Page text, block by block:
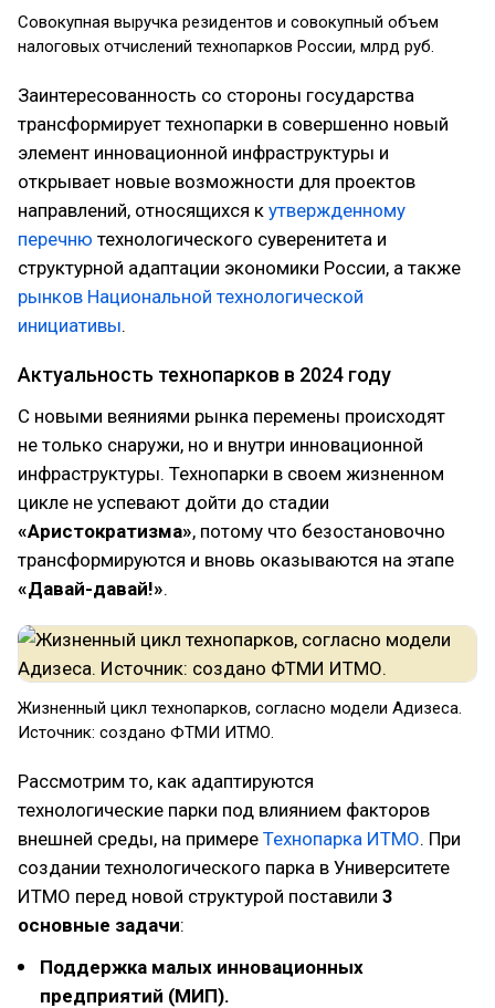
Совокупная выручка резидентов и совокупный объем
налоговых отчислений технопарков России, млрд руб.
Заинтересованность со стороны государства
трансформирует технопарки в совершенно новый
элемент инновационной инфраструктуры и
открывает новые возможности для проектов
направлений, относящихся к утвержденному
перечню технологического суверенитета и
структурной адаптации экономики России, а также
рынков Национальной технологической
инициативы.
Актуальность технопарков в 2024 году
С новыми веяниями рынка перемены происходят
не только снаружи, но и внутри инновационной
инфраструктуры. Технопарки в своем жизненном
цикле не успевают дойти до стадии
«Аристократизма», потому что безостановочно
трансформируются и вновь оказываются на этапе
«Давай-давай!».
Жизненный цикл технопарков, согласно модели Адизеса.
Источник: создано ФТМИ ИТМО.
Рассмотрим то, как адаптируются
технологические парки под влиянием факторов
внешней среды, на примере Технопарка ИТМО. При
создании технологического парка в Университете
ИТМО перед новой структурой поставили 3
основные задачи:
Поддержка малых инновационных
предприятий (МИП).